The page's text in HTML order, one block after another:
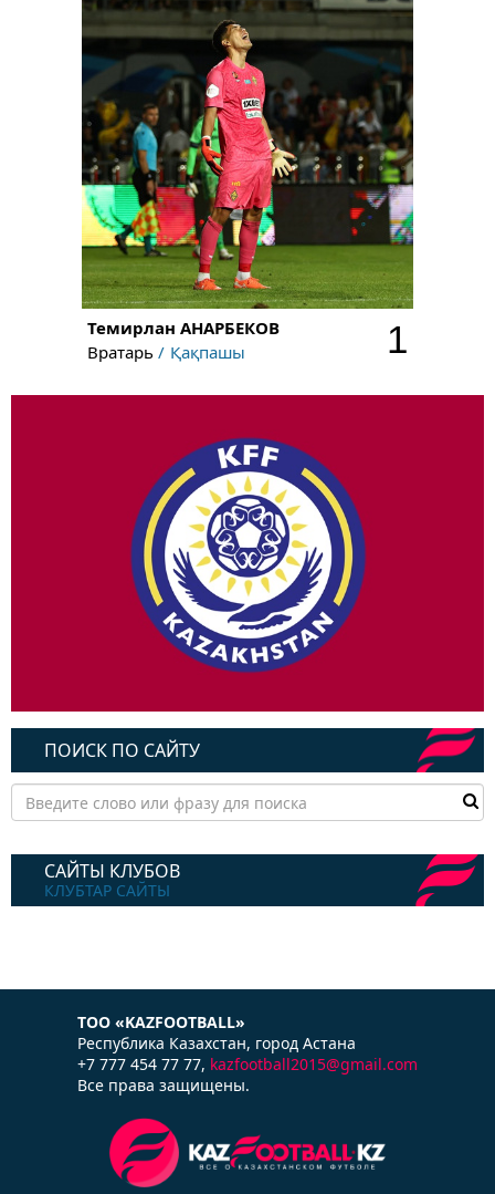
Темирлан АНАРБЕКОВ
Вратарь
Қақпашы 1
ПОИСК ПО САЙТУ
САЙТЫ КЛУБОВ
КЛУБТАР САЙТЫ
ТОО «KAZFOOTBALL»
Республика Казаxстан, город Астана
+7 777 454 77 77, kazfootball2015@gmail.com
Все права защищены.